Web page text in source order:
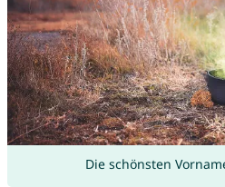
Die schönsten